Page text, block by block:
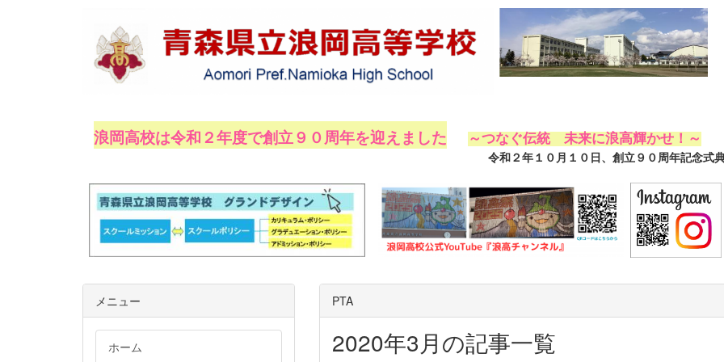
浪岡高校は令和２年度で創立９０周年を迎えました ～つなぐ伝統 未来に浪高輝かせ！～
令和２年１０月１０日、創立９０周年記念式典を挙行し
PTA
2020年3月の記事一覧
メニュー
ホーム